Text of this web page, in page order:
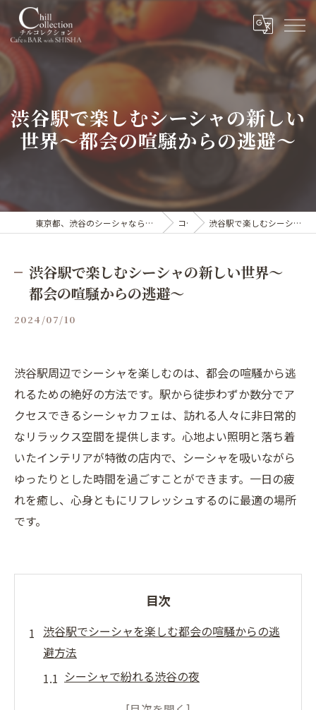
渋谷駅で楽しむシーシャの新しい
世界〜都会の喧騒からの逃避〜
東京都、渋谷のシーシャならカフェ&シーシャバー Chill collection渋谷センター街店 コラム 渋谷駅で楽しむシーシャの新しい世界〜都会の喧騒からの逃避〜
渋谷駅で楽しむシーシャの新しい世界〜
都会の喧騒からの逃避〜
2024/07/10
渋谷駅周辺でシーシャを楽しむのは、都会の喧騒から逃
れるための絶好の方法です。駅から徒歩わずか数分でア
クセスできるシーシャカフェは、訪れる人々に非日常的
なリラックス空間を提供します。心地よい照明と落ち着
いたインテリアが特徴の店内で、シーシャを吸いながら
ゆったりとした時間を過ごすことができます。一日の疲
れを癒し、心身ともにリフレッシュするのに最適の場所
です。
目次
渋谷駅でシーシャを楽しむ都会の喧騒からの逃
避方法
シーシャで紛れる渋谷の夜
駅近のシーシャカフェの魅力